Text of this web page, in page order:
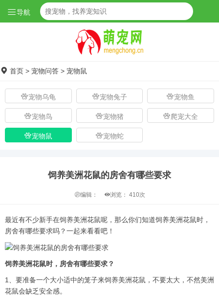
导航
首页 > 宠物问答 > 宠物鼠
宠物乌龟 宠物兔子 宠物鱼
宠物鸟 宠物猪 爬宠大全
宠物鼠 宠物蛇
饲养美洲花鼠的房舍有哪些要求
编辑： 浏览： 410次
最近有不少新手在饲养美洲花鼠呢，那么你们知道饲养美洲花鼠时，
房舍有哪些要求吗？一起来看看吧！
饲养美洲花鼠时，房舍有哪些要求？
1、要准备一个大小适中的笼子来饲养美洲花鼠，不要太大，不然美洲
花鼠会缺乏安全感。